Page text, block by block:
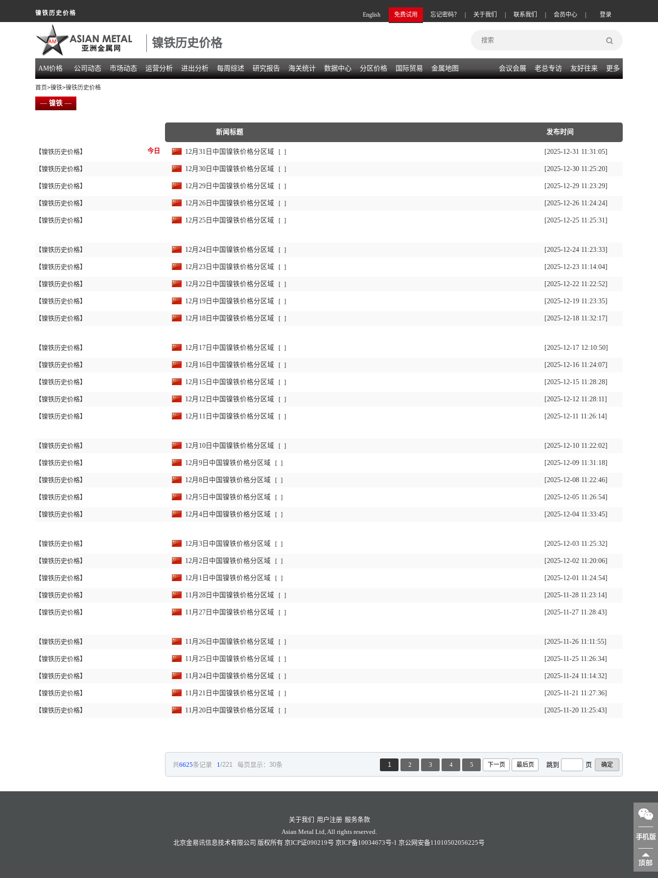
镍铁历史价格 登录
会员中心
联系我们
关于我们
忘记密码？
免费试用
English
镍铁历史价格
AM价格 公司动态 市场动态 运营分析 进出分析 每周综述 研究报告 海关统计 数据中心 分区价格 国际贸易 金属地图 会议会展 老总专访 友好往来 更多
首页>镍铁>镍铁历史价格
—镍铁—
【镍铁历史价格】 今日
【镍铁历史价格】
【镍铁历史价格】
【镍铁历史价格】
【镍铁历史价格】
【镍铁历史价格】
【镍铁历史价格】
【镍铁历史价格】
【镍铁历史价格】
【镍铁历史价格】
【镍铁历史价格】
【镍铁历史价格】
【镍铁历史价格】
【镍铁历史价格】
【镍铁历史价格】
【镍铁历史价格】
【镍铁历史价格】
【镍铁历史价格】
【镍铁历史价格】
【镍铁历史价格】
【镍铁历史价格】
【镍铁历史价格】
【镍铁历史价格】
【镍铁历史价格】
【镍铁历史价格】
【镍铁历史价格】
【镍铁历史价格】
【镍铁历史价格】
【镍铁历史价格】
【镍铁历史价格】
新闻标题 发布时间
12月31日中国镍铁价格分区域 [ ] [2025-12-31 11:31:05]
12月30日中国镍铁价格分区域 [ ] [2025-12-30 11:25:20]
12月29日中国镍铁价格分区域 [ ] [2025-12-29 11:23:29]
12月26日中国镍铁价格分区域 [ ] [2025-12-26 11:24:24]
12月25日中国镍铁价格分区域 [ ] [2025-12-25 11:25:31]
12月24日中国镍铁价格分区域 [ ] [2025-12-24 11:23:33]
12月23日中国镍铁价格分区域 [ ] [2025-12-23 11:14:04]
12月22日中国镍铁价格分区域 [ ] [2025-12-22 11:22:52]
12月19日中国镍铁价格分区域 [ ] [2025-12-19 11:23:35]
12月18日中国镍铁价格分区域 [ ] [2025-12-18 11:32:17]
12月17日中国镍铁价格分区域 [ ] [2025-12-17 12:10:50]
12月16日中国镍铁价格分区域 [ ] [2025-12-16 11:24:07]
12月15日中国镍铁价格分区域 [ ] [2025-12-15 11:28:28]
12月12日中国镍铁价格分区域 [ ] [2025-12-12 11:28:11]
12月11日中国镍铁价格分区域 [ ] [2025-12-11 11:26:14]
12月10日中国镍铁价格分区域 [ ] [2025-12-10 11:22:02]
12月9日中国镍铁价格分区域 [ ] [2025-12-09 11:31:18]
12月8日中国镍铁价格分区域 [ ] [2025-12-08 11:22:46]
12月5日中国镍铁价格分区域 [ ] [2025-12-05 11:26:54]
12月4日中国镍铁价格分区域 [ ] [2025-12-04 11:33:45]
12月3日中国镍铁价格分区域 [ ] [2025-12-03 11:25:32]
12月2日中国镍铁价格分区域 [ ] [2025-12-02 11:20:06]
12月1日中国镍铁价格分区域 [ ] [2025-12-01 11:24:54]
11月28日中国镍铁价格分区域 [ ] [2025-11-28 11:23:14]
11月27日中国镍铁价格分区域 [ ] [2025-11-27 11:28:43]
11月26日中国镍铁价格分区域 [ ] [2025-11-26 11:11:55]
11月25日中国镍铁价格分区域 [ ] [2025-11-25 11:26:34]
11月24日中国镍铁价格分区域 [ ] [2025-11-24 11:14:32]
11月21日中国镍铁价格分区域 [ ] [2025-11-21 11:27:36]
11月20日中国镍铁价格分区域 [ ] [2025-11-20 11:25:43]
共6625条记录 1/221 每页显示：30条 1 2 3 4 5 下一页 最后页 跳到 页
关于我们 用户注册 服务条款
Asian Metal Ltd, All rights reserved.
北京金易讯信息技术有限公司 版权所有 京ICP证090219号 京ICP备10034673号-1 京公网安备11010502056225号